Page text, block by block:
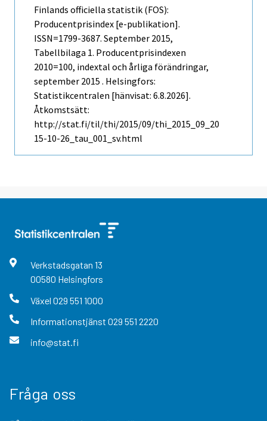
Finlands officiella statistik (FOS):
Producentprisindex [e-publikation].
ISSN=1799-3687. September 2015,
Tabellbilaga 1. Producentprisindexen
2010=100, indextal och årliga förändringar,
september 2015 . Helsingfors:
Statistikcentralen [hänvisat: 6.8.2026].
Åtkomstsätt:
http://stat.fi/til/thi/2015/09/thi_2015_09_20
15-10-26_tau_001_sv.html
Verkstadsgatan 13
00580 Helsingfors
Växel 029 551 1000
Informationstjänst 029 551 2220
info@stat.fi
Fråga oss